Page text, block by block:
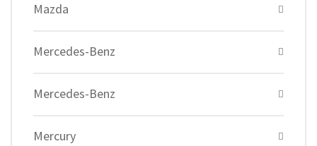
Mazda
Mercedes-Benz
Mercedes-Benz
Mercury